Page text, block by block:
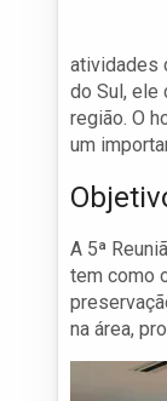
atividades
do Sul, ele
região. O
um
A 5ª
tem como
na área,